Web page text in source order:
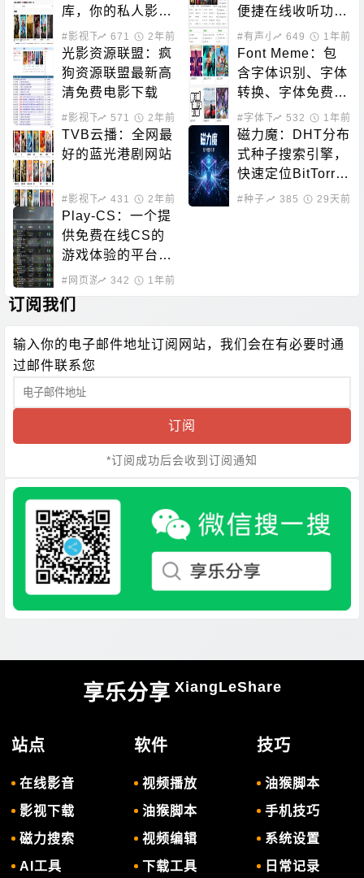
库，你的私人影院
新选择！
#影视下载 671 2年前
便捷在线收听功能
于一体的平台
#有声小说649 1年前
光影资源联盟：疯
狗资源联盟最新高
清免费电影下载
#影视下载 571 2年前
Font Meme：包
含字体识别、字体
转换、字体免费下
载的站点
#字体下载532 1年前
TVB云播：全网最
好的蓝光港剧网站
#影视下载 #在线影音
431 2年前
磁力魔：DHT分布
式种子搜索引擎，
快速定位BitTorre
nt资源
#种子下载 #磁力搜索
385 29天前
Play-CS：一个提
供免费在线CS的
游戏体验的平台，
无需下载即可畅玩
#网页游戏 342 1年前
订阅我们
输入你的电子邮件地址订阅网站，我们会在有必要时通
过邮件联系您
订阅
*订阅成功后会收到订阅通知
享乐分享 XiangLeShare
站点
在线影音
影视下载
磁力搜索
AI工具
软件
视频播放
油猴脚本
视频编辑
下载工具
技巧
油猴脚本
手机技巧
系统设置
日常记录